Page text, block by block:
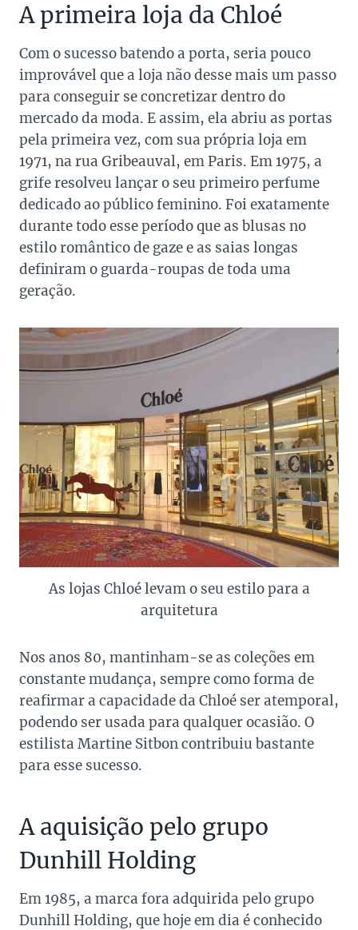
A primeira loja da Chloé
Com o sucesso batendo a porta, seria pouco
improvável que a loja não desse mais um passo
para conseguir se concretizar dentro do
mercado da moda. E assim, ela abriu as portas
pela primeira vez, com sua própria loja em
1971, na rua Gribeauval, em Paris. Em 1975, a
grife resolveu lançar o seu primeiro perfume
dedicado ao público feminino. Foi exatamente
durante todo esse período que as blusas no
estilo romântico de gaze e as saias longas
definiram o guarda-roupas de toda uma
geração.
As lojas Chloé levam o seu estilo para a
arquitetura
Nos anos 80, mantinham-se as coleções em
constante mudança, sempre como forma de
reafirmar a capacidade da Chloé ser atemporal,
podendo ser usada para qualquer ocasião. O
estilista Martine Sitbon contribuiu bastante
para esse sucesso.
A aquisição pelo grupo
Dunhill Holding
Em 1985, a marca fora adquirida pelo grupo
Dunhill Holding, que hoje em dia é conhecido